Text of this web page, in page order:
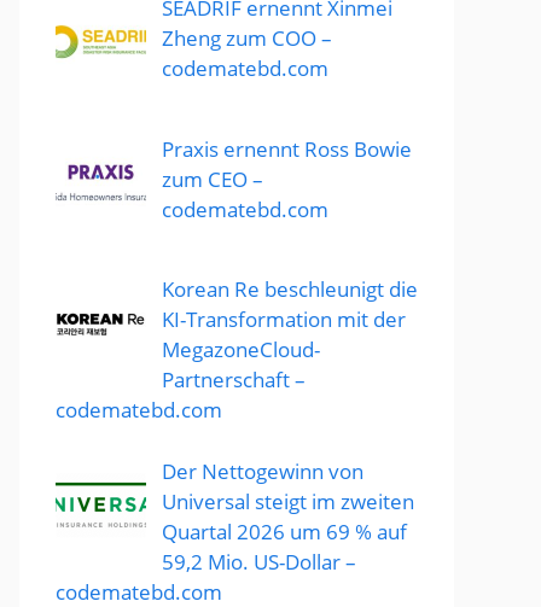
SEADRIF ernennt Xinmei
Zheng zum COO –
codematebd.com
Praxis ernennt Ross Bowie
zum CEO –
codematebd.com
Korean Re beschleunigt die
KI-Transformation mit der
MegazoneCloud-
Partnerschaft –
codematebd.com
Der Nettogewinn von
Universal steigt im zweiten
Quartal 2026 um 69 % auf
59,2 Mio. US-Dollar –
codematebd.com